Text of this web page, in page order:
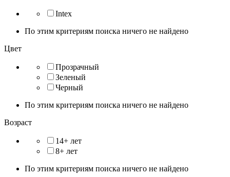
Intex
По этим критериям поиска ничего не найдено
Цвет
Прозрачный
Зеленый
Черный
По этим критериям поиска ничего не найдено
Возраст
14+ лет
8+ лет
По этим критериям поиска ничего не найдено